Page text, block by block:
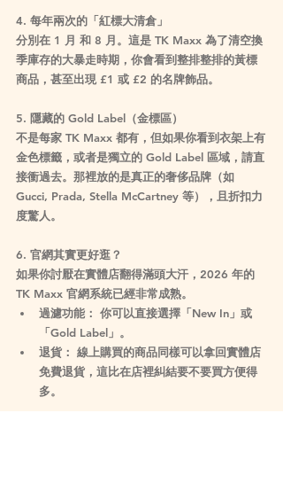
4. 每年兩次的「紅標大清倉」
分別在 1 月 和 8 月。這是 TK Maxx 為了清空換
季庫存的大暴走時期，你會看到整排整排的黃標
商品，甚至出現 £1 或 £2 的名牌飾品。
5. 隱藏的 Gold Label（金標區）
不是每家 TK Maxx 都有，但如果你看到衣架上有
金色標籤，或者是獨立的 Gold Label 區域，請直
接衝過去。那裡放的是真正的奢侈品牌（如
Gucci, Prada, Stella McCartney 等），且折扣力
度驚人。
6. 官網其實更好逛？
如果你討厭在實體店翻得滿頭大汗，2026 年的
TK Maxx 官網系統已經非常成熟。
過濾功能： 你可以直接選擇「New In」或
「Gold Label」。
退貨： 線上購買的商品同樣可以拿回實體店
免費退貨，這比在店裡糾結要不要買方便得
多。